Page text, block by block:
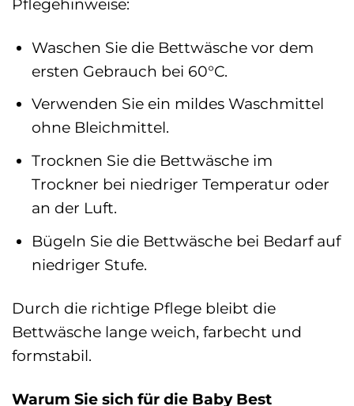
Waschen Sie die Bettwäsche vor dem
ersten Gebrauch bei 60°C.
Verwenden Sie ein mildes Waschmittel
ohne Bleichmittel.
Trocknen Sie die Bettwäsche im
Trockner bei niedriger Temperatur oder
an der Luft.
Bügeln Sie die Bettwäsche bei Bedarf auf
niedriger Stufe.
Durch die richtige Pflege bleibt die
Bettwäsche lange weich, farbecht und
formstabil.
Warum Sie sich für die Baby Best